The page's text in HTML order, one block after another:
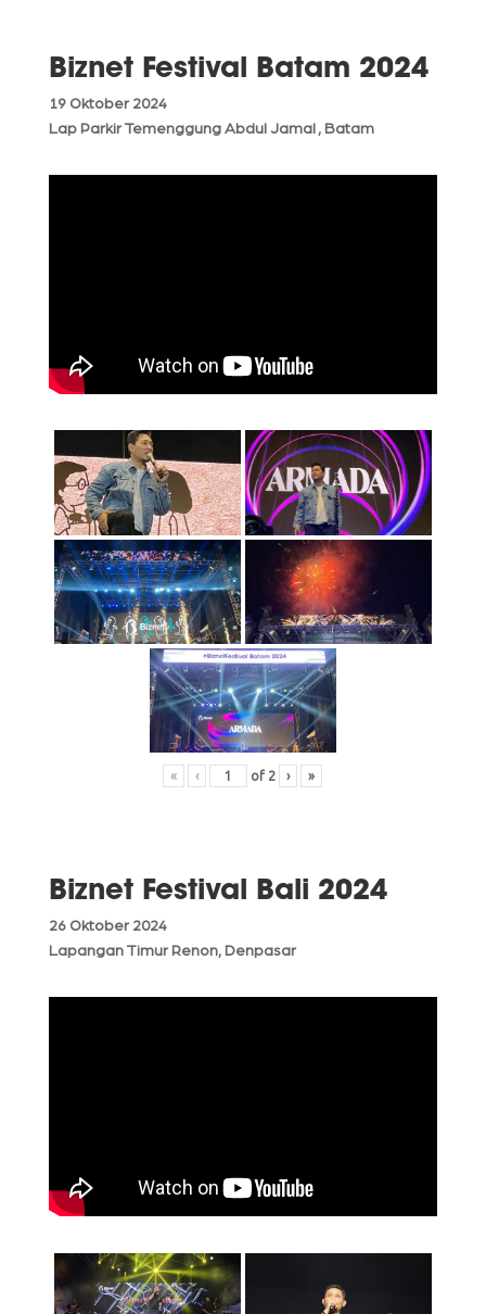
Biznet Festival Batam 2024
19 Oktober 2024
Lap Parkir Temenggung Abdul Jamal , Batam
« ‹ of 2 › »
Biznet Festival Bali 2024
26 Oktober 2024
Lapangan Timur Renon, Denpasar